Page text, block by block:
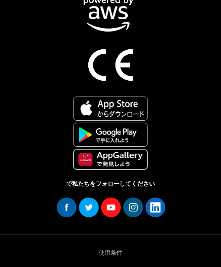
で私たちをフォローしてください
使用条件